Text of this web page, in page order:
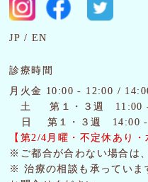
JP EN
診療時間
月火金 10:00 - 12:00 /
土
第１・３週 11:00
日 第１・３週 14:00 -
【第2/4月曜・ 不定休あり・
※ご都合が合わない場合は
※ 治療の相談も承っていま